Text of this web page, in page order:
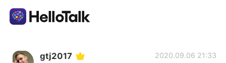
แอปแลกเปลี่ยนทางภาษา
gtj2017 2020.09.06 21:33